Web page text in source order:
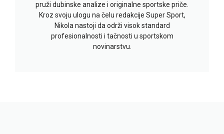
pruži dubinske analize i originalne sportske priče.
Kroz svoju ulogu na čelu redakcije Super Sport,
Nikola nastoji da održi visok standard
profesionalnosti i tačnosti u sportskom
novinarstvu.